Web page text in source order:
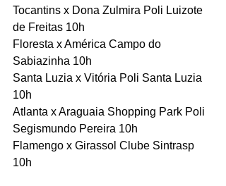
Tocantins x Dona Zulmira Poli Luizote
de Freitas 10h
Floresta x América Campo do
Sabiazinha 10h
Santa Luzia x Vitória Poli Santa Luzia
10h
Atlanta x Araguaia Shopping Park Poli
Segismundo Pereira 10h
Flamengo x Girassol Clube Sintrasp
10h